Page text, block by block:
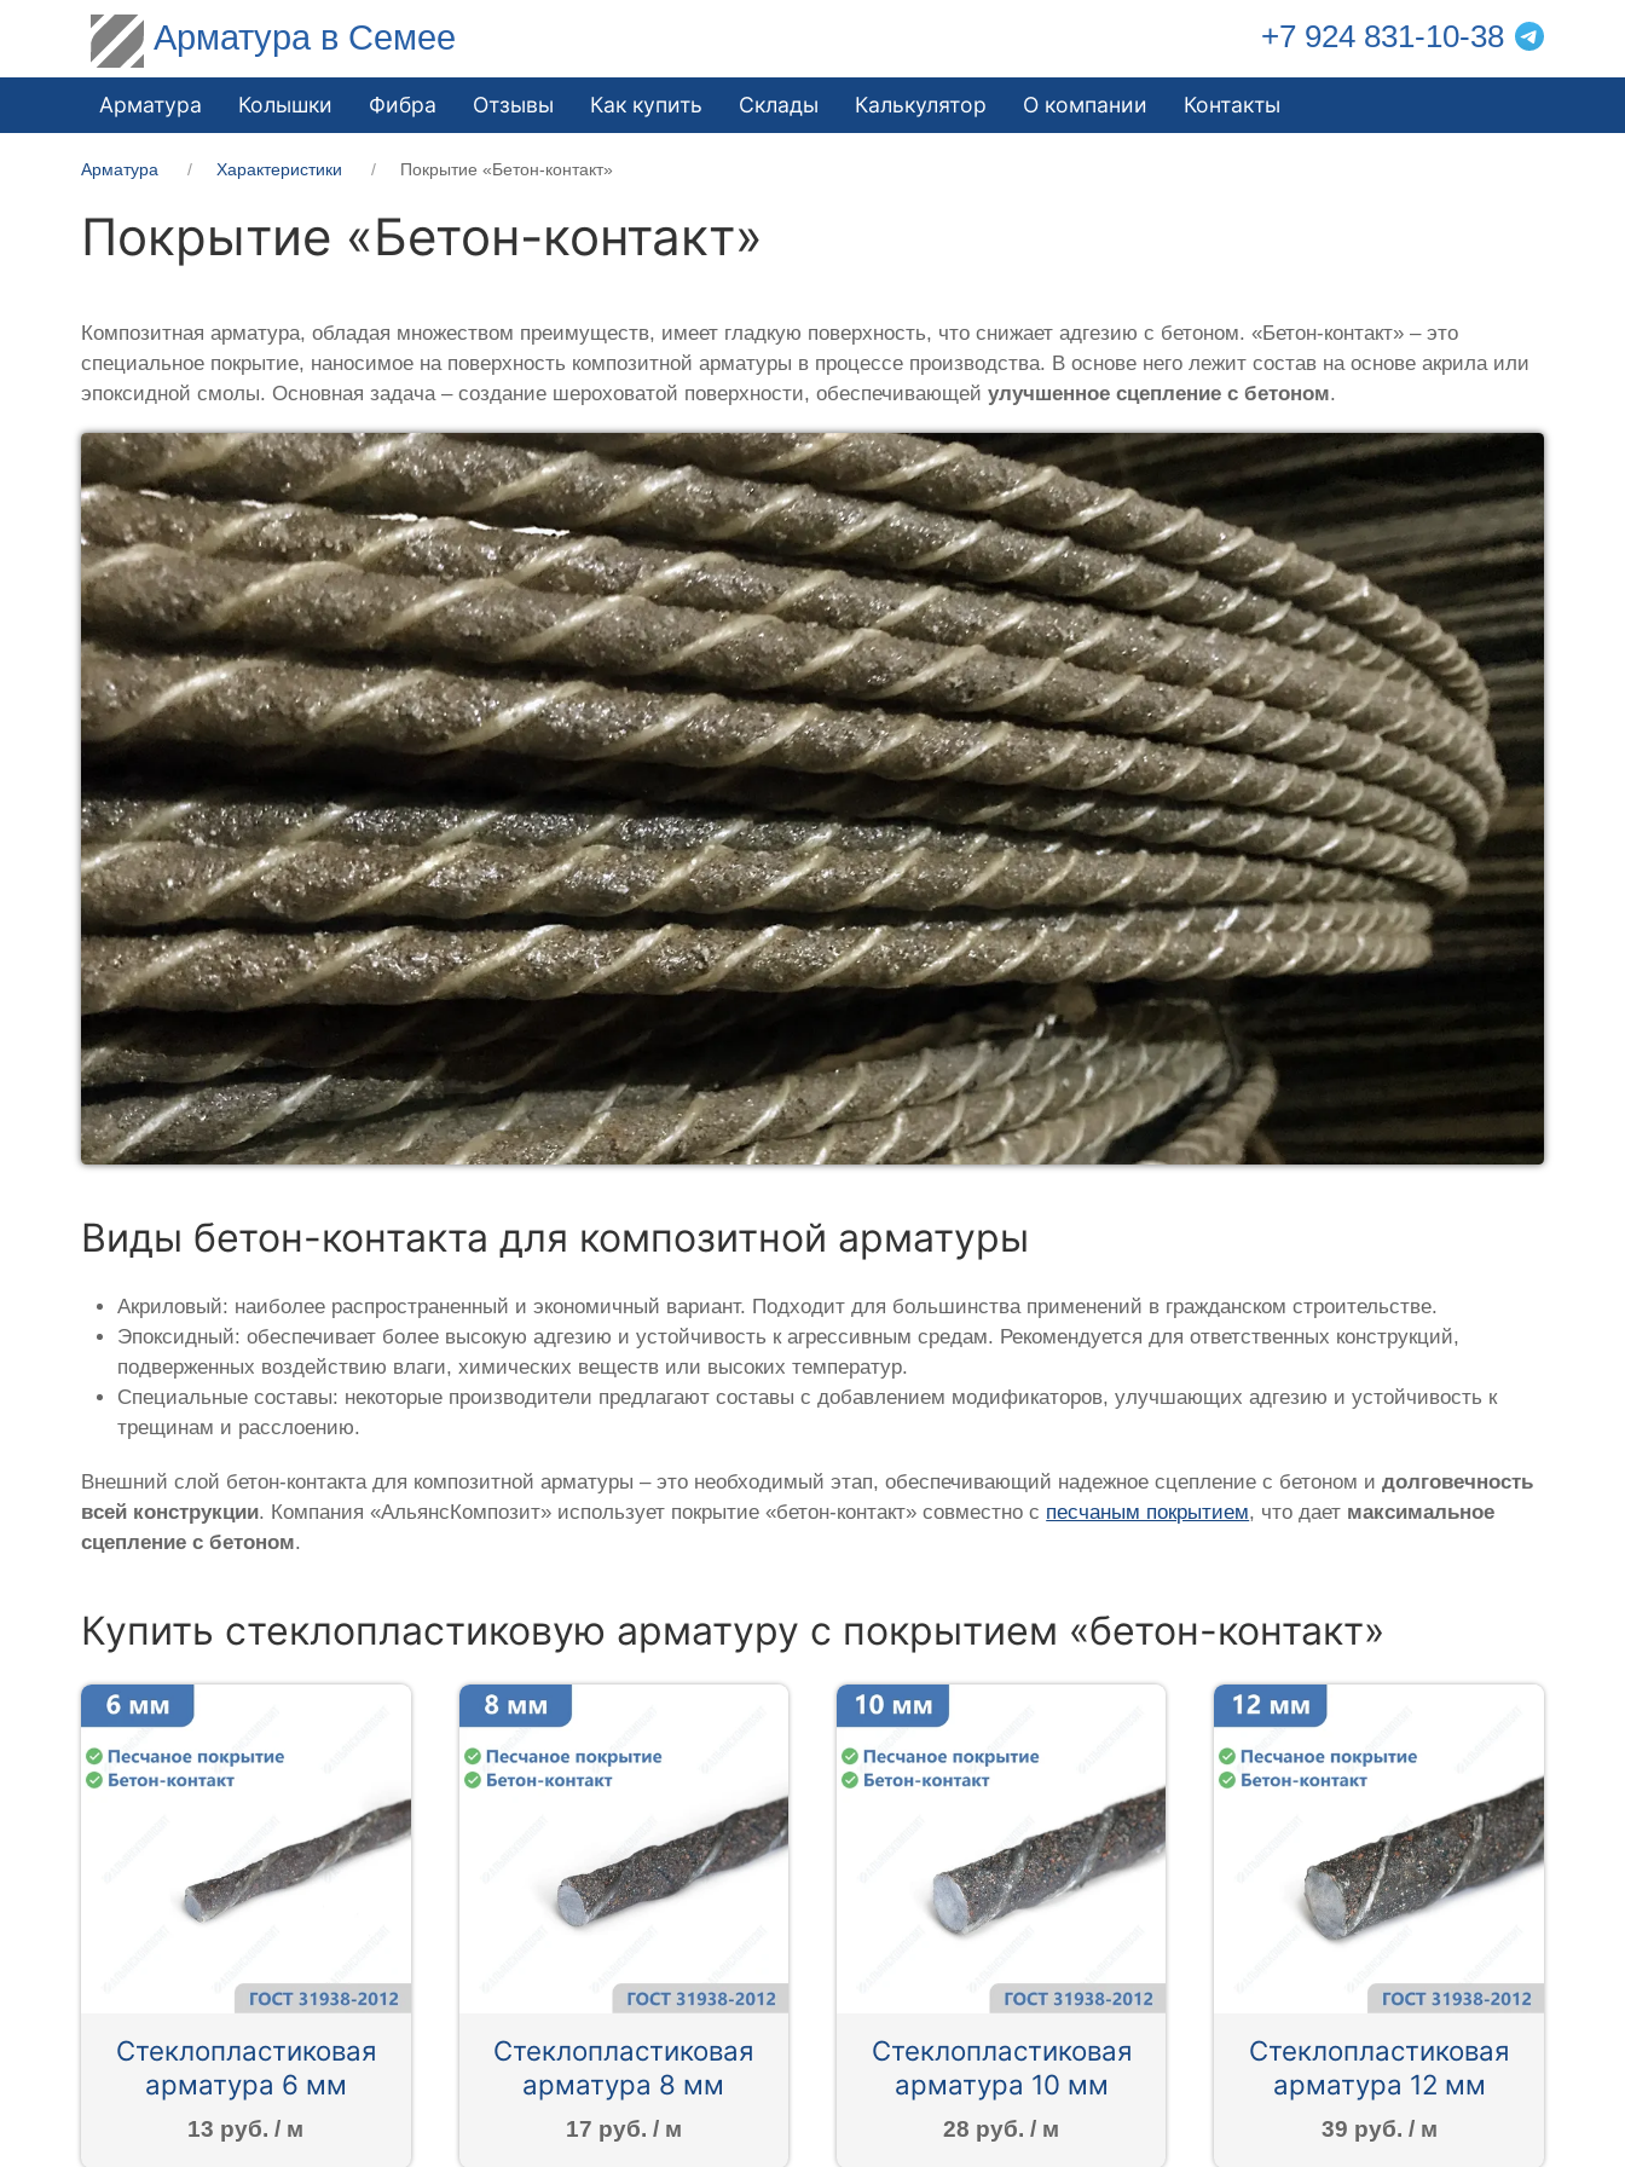
Арматура в Семее +7 924 831-10-38
Арматура Колышки Фибра Отзывы Как купить Склады Калькулятор О компании Контакты
Арматура Характеристики Покрытие «Бетон-контакт»
Покрытие «Бетон-контакт»
Композитная арматура, обладая множеством преимуществ, имеет гладкую поверхность, что снижает адгезию с бетоном. «Бетон-контакт» – это
специальное покрытие, наносимое на поверхность композитной арматуры в процессе производства. В основе него лежит состав на основе акрила или
эпоксидной смолы. Основная задача – создание шероховатой поверхности, обеспечивающейулучшенное сцепление с бетоном.
Виды бетон-контакта для композитной арматуры
Акриловый: наиболее распространенный и экономичный вариант. Подходит для большинства применений в гражданском строительстве.
Эпоксидный: обеспечивает более высокую адгезию и устойчивость к агрессивным средам. Рекомендуется для ответственных конструкций,
подверженных воздействию влаги, химических веществ или высоких температур.
Специальные составы: некоторые производители предлагают составы с добавлением модификаторов, улучшающих адгезию и устойчивость к
трещинам и расслоению.
Внешний слой бетон-контакта для композитной арматуры – это необходимый этап, обеспечивающий надежное сцепление с бетоном идолговечность
всей конструкции. Компания «АльянсКомпозит» использует покрытие «бетон-контакт» совместно с песчаным покрытием, что дает максимальное
сцепление с бетоном.
Купить стеклопластиковую арматуру с покрытием «бетон-контакт»
Стеклопластиковая
арматура 6 мм
13 руб. / м
Стеклопластиковая
арматура 8 мм
17 руб. / м
Стеклопластиковая
арматура 10 мм
28 руб. / м
Стеклопластиковая
арматура 12 мм
39 руб. / м